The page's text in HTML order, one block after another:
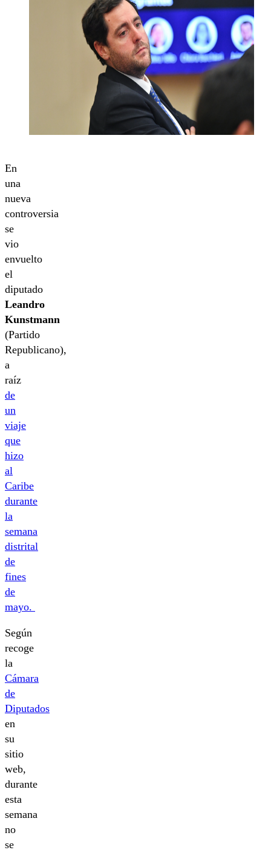
En
una
nueva
controversia
se
vio
envuelto
el
diputado
Leandro
Kunstmann
(Partido
Republicano),
a
raíz
de
un
viaje
que
hizo
al
Caribe
durante
la
semana
distrital
de
fines
de
mayo.
Según
recoge
la
Cámara
de
Diputados
en
su
sitio
web,
durante
esta
semana
no
se